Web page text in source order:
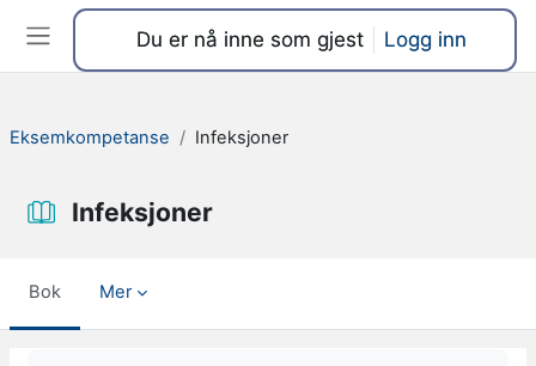
Gå til hovedinnhold
Sidepanel
Du er nå inne som gjest Logg inn
Eksemkompetanse Infeksjoner
Infeksjoner
Bok Mer